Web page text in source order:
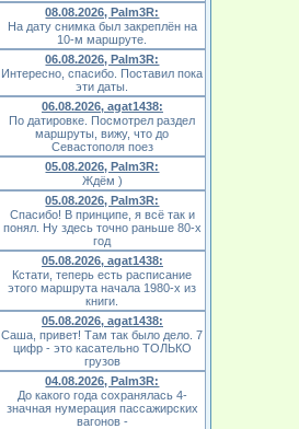
08.08.2026, Palm3R:
На дату снимка был закреплён на
10-м маршруте.
06.08.2026, Palm3R:
Интересно, спасибо. Поставил пока
эти даты.
06.08.2026, agat1438:
По датировке. Посмотрел раздел
маршруты, вижу, что до
Севастополя поез
05.08.2026, Palm3R:
Ждём )
05.08.2026, Palm3R:
Спасибо! В принципе, я всё так и
понял. Ну здесь точно раньше 80-х
год
05.08.2026, agat1438:
Кстати, теперь есть расписание
этого маршрута начала 1980-х из
книги.
05.08.2026, agat1438:
Саша, привет! Там так было дело. 7
цифр - это касательно ТОЛЬКО
грузов
04.08.2026, Palm3R:
До какого года сохранялась 4-
значная нумерация пассажирских
вагонов -